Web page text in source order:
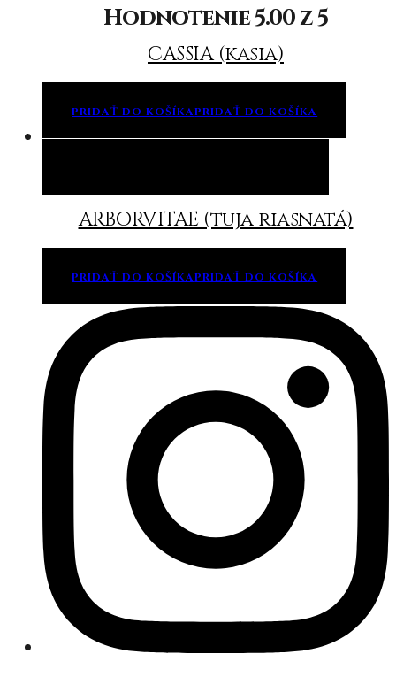
Hodnotenie5.00z 5
CASSIA (kasia)
PRIDAŤ DO KOŠÍKAPRIDAŤ DO KOŠÍKA
ARBORVITAE (tuja riasnatá)
PRIDAŤ DO KOŠÍKAPRIDAŤ DO KOŠÍKA